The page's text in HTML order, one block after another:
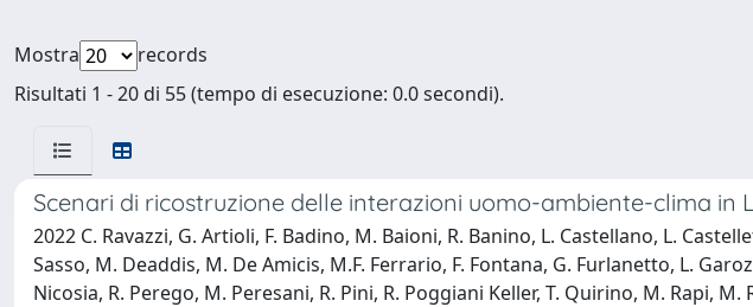
Mostra
records
Risultati 1 - 20 di 55 (tempo di esecuzione: 0.0 secondi).
Scenari di ricostruzione delle interazioni uomo-ambiente-clima
2022 C. Ravazzi, G. Artioli, F. Badino, M. Baioni, R. Banino, L. Castellano, L.
Sasso, M. Deaddis, M. De Amicis, M.F. Ferrario, F. Fontana, G. Furlanetto, L.
Nicosia, R. Perego, M. Peresani, R. Pini, R. Poggiani Keller, T. Quirino, M. Rapi,